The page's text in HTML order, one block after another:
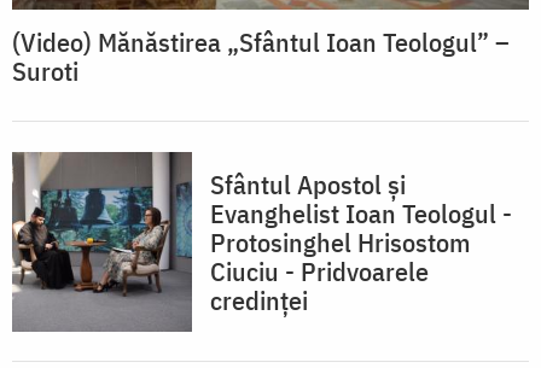
(Video) Mănăstirea „Sfântul Ioan Teologul” –
Suroti
Sfântul Apostol și
Evanghelist Ioan Teologul -
Protosinghel Hrisostom
Ciuciu - Pridvoarele
credinței